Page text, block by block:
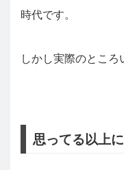
時代です。
しかし実際のところ
思ってる以上